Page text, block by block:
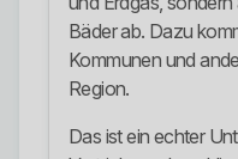
Bäder ab. Dazu
Kommunen und
Region.
Das ist ein echter